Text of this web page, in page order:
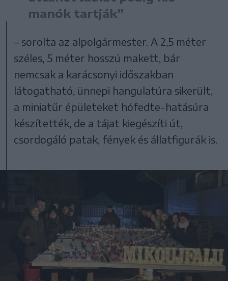
manók tartják”
– sorolta az alpolgármester. A 2,5 méter
széles, 5 méter hosszú makett, bár
nemcsak a karácsonyi időszakban
látogatható, ünnepi hangulatúra sikerült,
a miniatűr épületeket hófedte-hatásúra
készítették, de a tájat kiegészíti út,
csordogáló patak, fények és állatfigurák is.